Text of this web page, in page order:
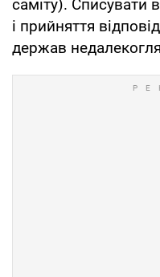
саміту). Списувати
і прийняття
держав